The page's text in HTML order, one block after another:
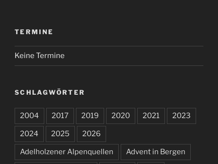
TERMINE
Keine Termine
SCHLAGWÖRTER
2004 2017 2019 2020 2021 2023
2024 2025 2026
Adelholzener Alpenquellen Advent in Bergen